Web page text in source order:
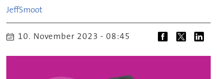
JeffSmoot
10. November 2023 - 08:45